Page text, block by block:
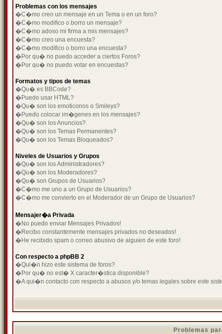
Problemas con los mensajes
�C�mo creo un mensaje en un Tema o en un foro?
�C�mo modifico o borro un mensaje?
�C�mo adoso mi firma a mis mensajes?
�C�mo creo una encuesta?
�C�mo modifico o borro una encuesta?
�Por qu� no puedo acceder a ciertos Foros?
�Por qu� no puedo votar en encuestas?
Formatos y tipos de temas
�Qu� es BBCode?
�Puedo usar HTML?
�Qu� son los emoticonos o Smileys?
�Puedo colocar im�genes en los mensajes?
�Qu� son los Anuncios?
�Qu� son los Temas Permanentes?
�Qu� son los Temas Bloqueados?
Niveles de Usuarios y Grupos
�Qu� son los Administradores?
�Qu� son los Moderadores?
�Qu� son Grupos de Usuarios?
�C�mo me uno a un Grupo de Usuarios?
�C�mo me convierto en el Moderador de un Grupo de Usuarios?
Mensajer�a Privada
�No puedo enviar Mensajes Privados!
�Recibo constantemente mensajes privados no deseados!
�He recibido spam o correo abusivo de alguien de este foro!
Con respecto a phpBB 2
�Qui�n hizo este sistema de foros?
�Por qu� no est� X caracter�stica disponible?
�A qui�n contacto con respecto a abusos y/o temas legales sobre este
Problemas